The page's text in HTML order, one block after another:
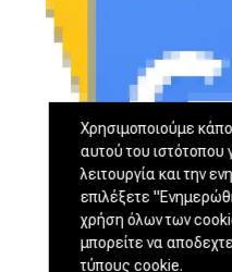
Χρησιμοποιούμε
αυτού του ιστότοπου
λειτουργία και την
επιλέξετε
χρήση όλων των
μπορείτε να
τύπους cookie.